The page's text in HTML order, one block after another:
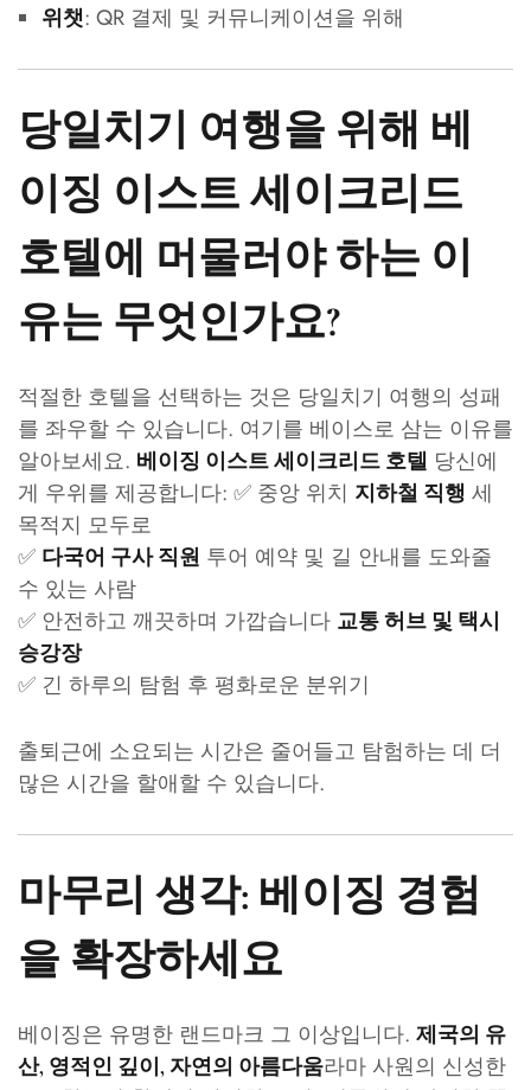
위챗: QR 결제 및 커뮤니케이션을 위해
당일치기 여행을 위해 베
이징 이스트 세이크리드
호텔에 머물러야 하는 이
유는 무엇인가요?
적절한 호텔을 선택하는 것은 당일치기 여행의 성패
를 좌우할 수 있습니다. 여기를 베이스로 삼는 이유를
알아보세요. 베이징 이스트 세이크리드 호텔 당신에
게 우위를 제공합니다: ✅ 중앙 위치 지하철 직행 세
목적지 모두로
✅ 다국어 구사 직원 투어 예약 및 길 안내를 도와줄
수 있는 사람
✅ 안전하고 깨끗하며 가깝습니다 교통 허브 및 택시
승강장
✅ 긴 하루의 탐험 후 평화로운 분위기
출퇴근에 소요되는 시간은 줄어들고 탐험하는 데 더
많은 시간을 할애할 수 있습니다.
마무리 생각: 베이징 경험
을 확장하세요
베이징은 유명한 랜드마크 그 이상입니다. 제국의 유
산, 영적인 깊이, 자연의 아름다움라마 사원의 신성한